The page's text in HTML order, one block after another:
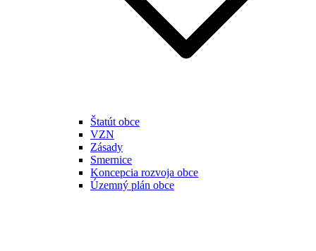
Štatút obce
VZN
Zásady
Smernice
Koncepcia rozvoja obce
Územný plán obce